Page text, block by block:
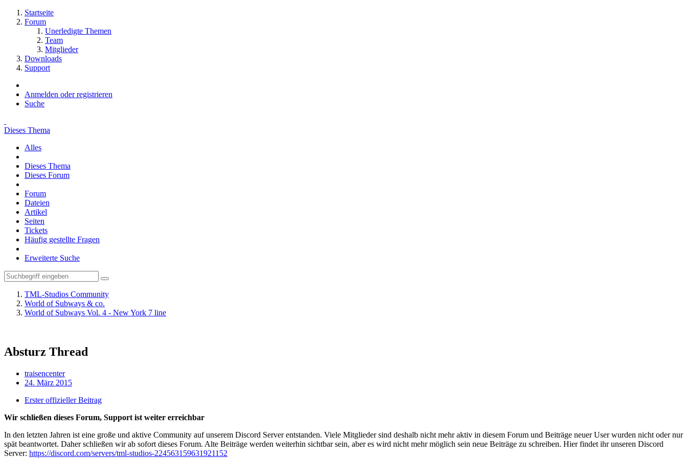
Startseite
Forum
Unerledigte Themen
Team
Mitglieder
Downloads
Support
Anmelden oder registrieren
Suche
Dieses Thema
Alles
Dieses Thema
Dieses Forum
Forum
Dateien
Artikel
Seiten
Tickets
Häufig gestellte Fragen
Erweiterte Suche
TML-Studios Community
World of Subways & co.
World of Subways Vol. 4 - New York 7 line
Absturz Thread
traisencenter
24. März 2015
Erster offizieller Beitrag
Wir schließen dieses Forum, Support ist weiter erreichbar
In den letzten Jahren ist eine große und aktive Community auf unserem Discord Server entstanden. Viele Mitglieder sind deshalb nicht mehr aktiv in diesem Forum und Beiträge neuer User wurden nicht oder nur
spät beantwortet. Daher schließen wir ab sofort dieses Forum. Alte Beiträge werden weiterhin sichtbar sein, aber es wird nicht mehr möglich sein neue Beiträge zu schreiben. Hier findet ihr unseren Discord
Server: https://discord.com/servers/tml-studios-224563159631921152